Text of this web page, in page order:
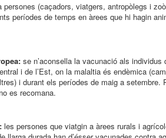
persones (caçadors, viatgers, antropòlegs i
períodes de temps en àrees que hi hagin
se n’aconsella la vacunació als
i de l’Est, on la malaltia és endèmica
i durant els períodes de maig a setembre.
es recomana.
les persones que viatgin a àrees rurals i